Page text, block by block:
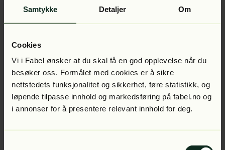
Samtykke Detaljer Om
Cookies
Vi i Fabel ønsker at du skal få en god opplevelse når du
besøker oss. Formålet med cookies er å sikre
nettstedets funksjonalitet og sikkerhet, føre statistikk, og
løpende tilpasse innhold og markedsføring på fabel.no og
i annonser for å presentere relevant innhold for deg.